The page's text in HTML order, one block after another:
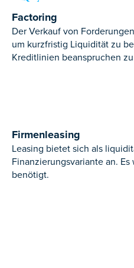
Factoring
Der Verkauf von
um kurzfristig Liquidität zu
Kreditlinien beanspruchen
Firmenleasing
Leasing bietet sich als
Finanzierungsvariante an.
benötigt.